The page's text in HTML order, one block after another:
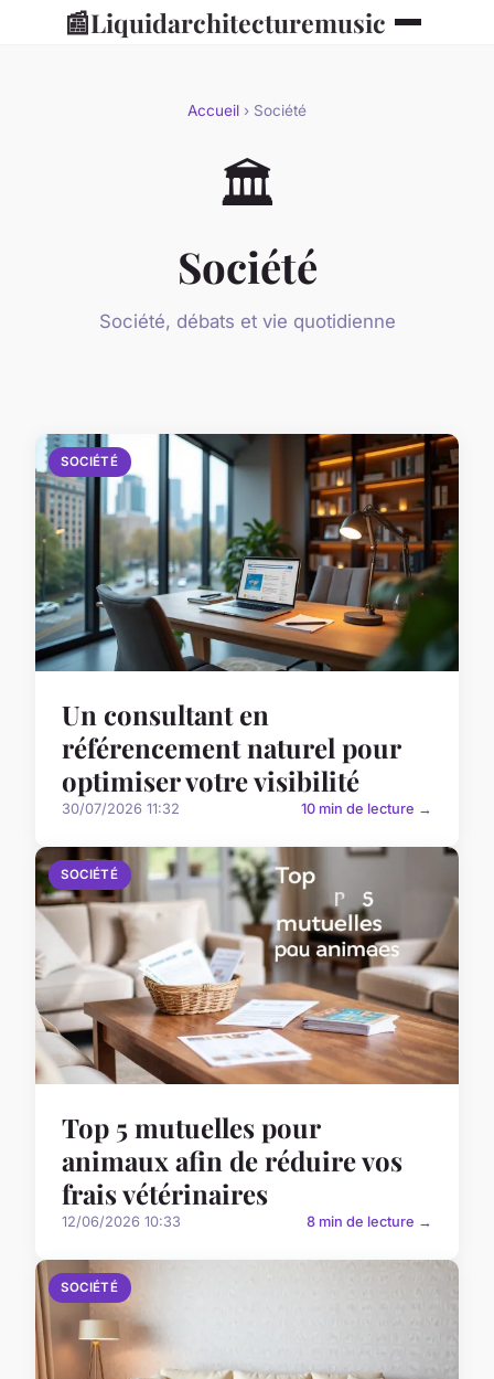
📰Liquidarchitecturemusic
Accueil › Société
🏛️
Société
Société, débats et vie quotidienne
SOCIÉTÉ
Un consultant en
référencement naturel pour
optimiser votre visibilité
30/07/2026 11:32 10 min de lecture →
SOCIÉTÉ
Top 5 mutuelles pour
animaux afin de réduire vos
frais vétérinaires
12/06/2026 10:33 8 min de lecture →
SOCIÉTÉ